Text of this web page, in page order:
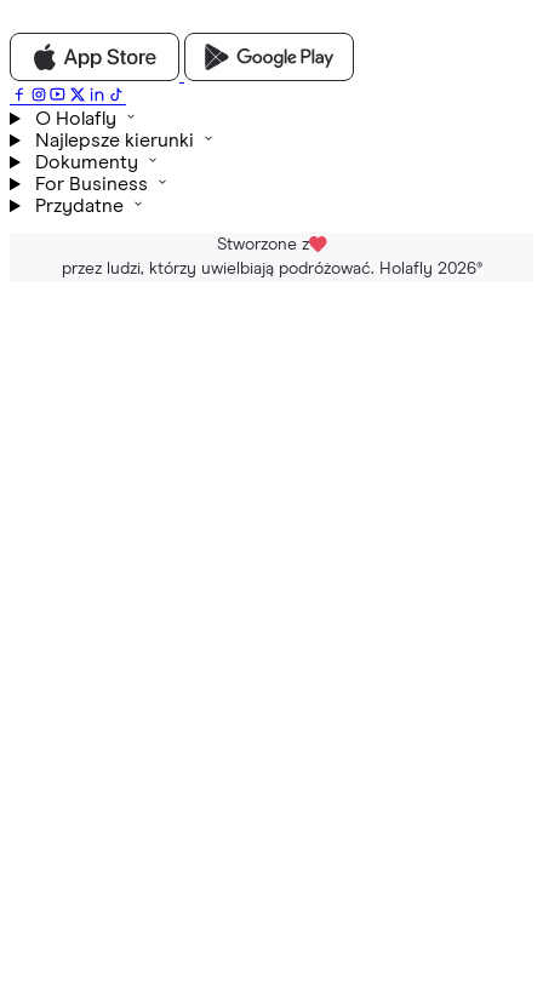
O Holafly
Najlepsze kierunki
Dokumenty
For Business
Przydatne
Stworzone z
przez ludzi, którzy uwielbiają podróżować. Holafly 2026®